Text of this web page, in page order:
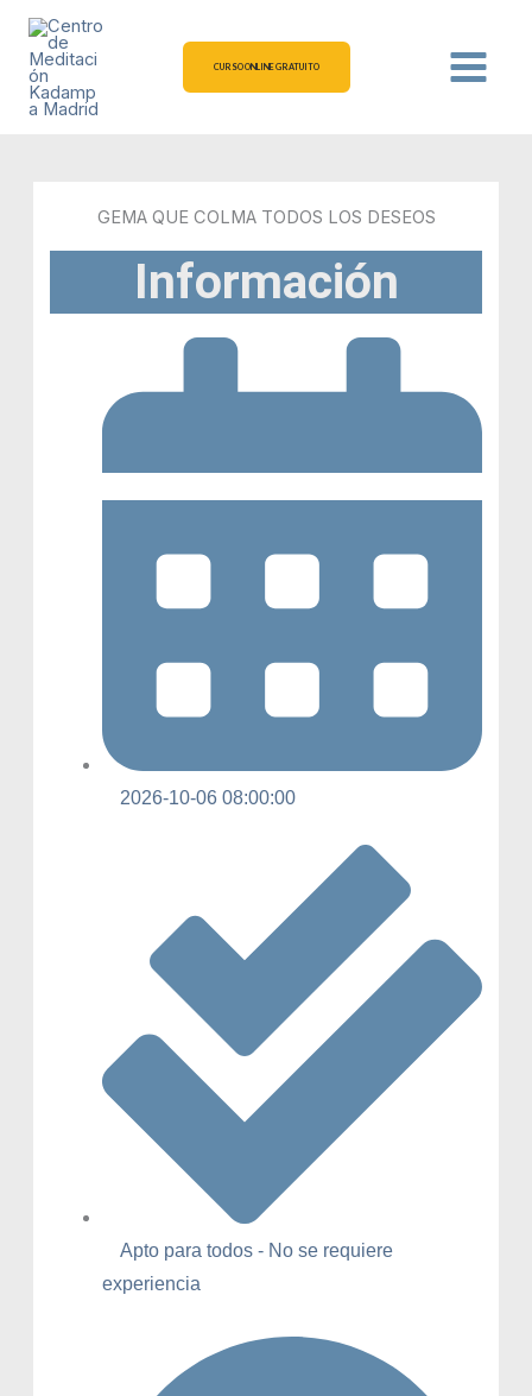
contenido
CURSO ONLINE GRATUITO
GEMA QUE COLMA TODOS LOS DESEOS
Información
2026-10-06 08:00:00
Apto para todos - No se requiere
experiencia